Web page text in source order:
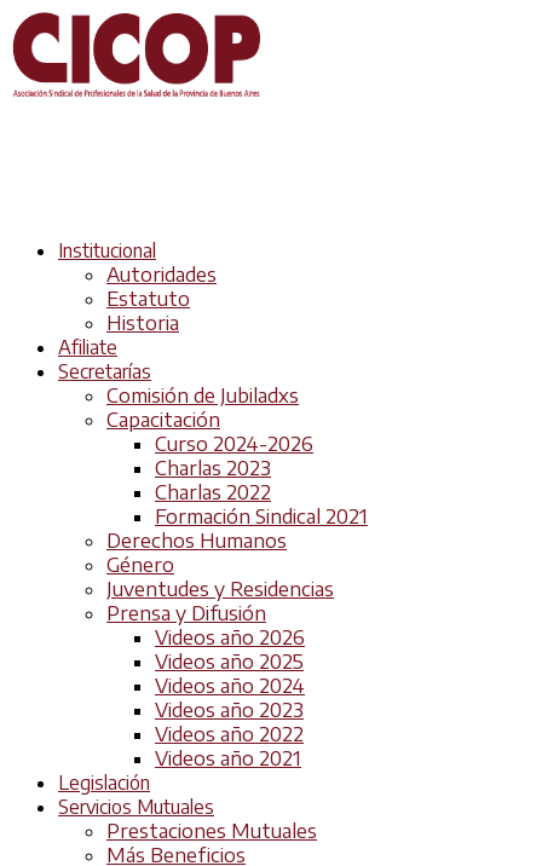
Institucional
Autoridades
Estatuto
Historia
Afiliate
Secretarías
Comisión de Jubiladxs
Capacitación
Curso 2024-2026
Charlas 2023
Charlas 2022
Formación Sindical 2021
Derechos Humanos
Género
Juventudes y Residencias
Prensa y Difusión
Videos año 2026
Videos año 2025
Videos año 2024
Videos año 2023
Videos año 2022
Videos año 2021
Legislación
Servicios Mutuales
Prestaciones Mutuales
Más Beneficios